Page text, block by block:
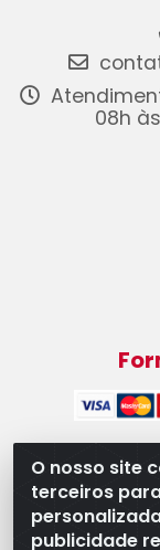
O nosso site
terceiros
publicidade
08h
WB
08.528.393/
Oeste